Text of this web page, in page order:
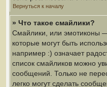
Вернуться к началу
» Что такое смайлики?
Смайлики, или эмотиконы —
которые могут быть
например :) означает
список смайликов можно
сообщений. Только не
легко могут сделать